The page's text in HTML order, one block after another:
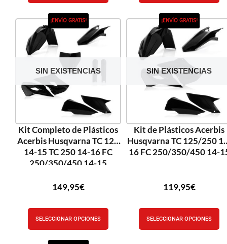
SIN EXISTENCIAS
¡ENVÍO GRATIS!
Kit Completo de Plásticos
Acerbis Husqvarna TC 125
14-15 TC 250 14-16 FC
250/350/450 14-15
149,95€
SELECCIONAR OPCIONES
SIN EXISTENCIAS
¡ENVÍO GRATIS!
Kit de Plásticos Acerbis
Husqvarna TC 125/250
16 FC 250/350/450 14-
119,95€
SELECCIONAR OPCIONES